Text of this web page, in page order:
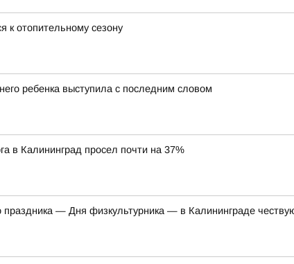
к отопительному сезону
ребенка выступила с последним словом
в Калининград просел почти на 37%
— Дня физкультурника — в Калининграде